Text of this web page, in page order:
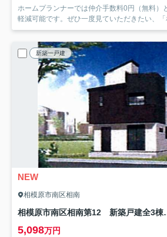
ホームプランナーでは仲介手数料0円（無料）
軽減可能です。ぜひ一度見ていただきたい、
新築一戸建
NEW
相模原市南区相南
相模原市
5,098万円